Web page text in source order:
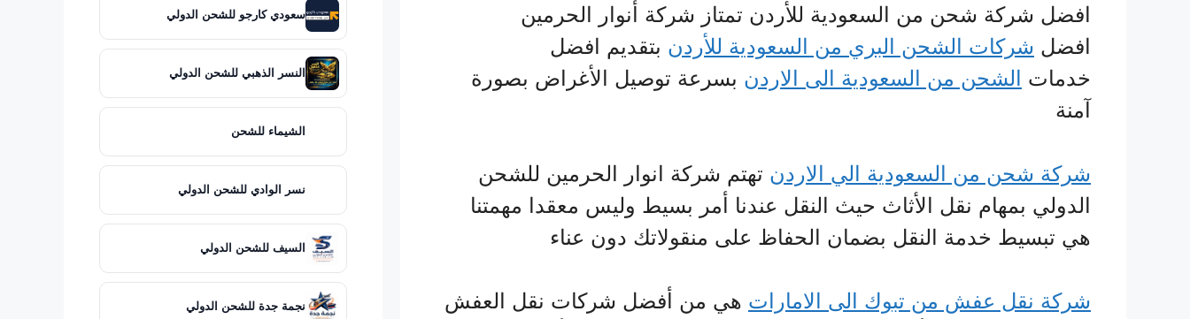
افضل شركة شحن من السعودية للأردن تمتاز شركة أنوار الحرمين
افضل شركات الشحن البري من السعودية للأردن بتقديم افضل
خدمات الشحن من السعودية الى الاردن بسرعة توصيل الأغراض بصورة
آمنة
شركة شحن من السعودية الي الاردن تهتم شركة انوار الحرمين للشحن
الدولي بمهام نقل الأثاث حيث النقل عندنا أمر بسيط وليس معقدا مهمتنا
هي تبسيط خدمة النقل بضمان الحفاظ على منقولاتك دون عناء
شركة نقل عفش من تبوك الى الامارات هي من أفضل شركات نقل العفش
سعودي كارجو للشحن الدولي
النسر الذهبي للشحن الدولي
الشيماء للشحن
نسر الوادي للشحن الدولي
السيف للشحن الدولي
نجمة جدة للشحن الدولي